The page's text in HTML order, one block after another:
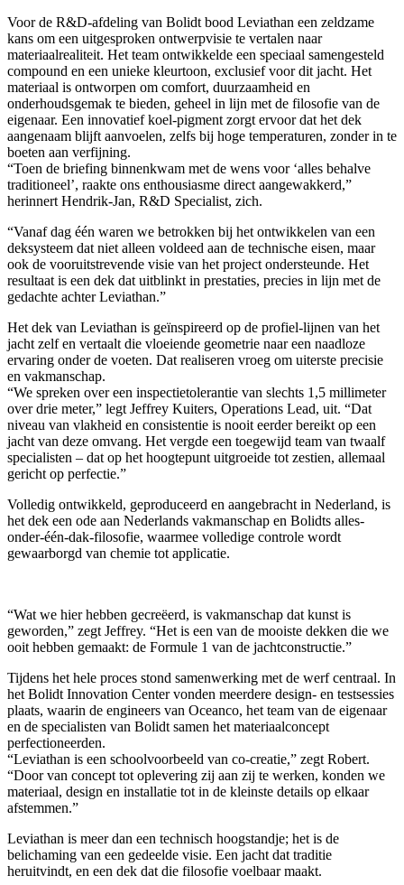
Voor de R&D-afdeling van Bolidt bood Leviathan een zeldzame
kans om een uitgesproken ontwerpvisie te vertalen naar
materiaalrealiteit. Het team ontwikkelde een speciaal samengesteld
compound en een unieke kleurtoon, exclusief voor dit jacht. Het
materiaal is ontworpen om comfort, duurzaamheid en
onderhoudsgemak te bieden, geheel in lijn met de filosofie van de
eigenaar. Een innovatief koel-pigment zorgt ervoor dat het dek
aangenaam blijft aanvoelen, zelfs bij hoge temperaturen, zonder in te
boeten aan verfijning.
“Toen de briefing binnenkwam met de wens voor ‘alles behalve
traditioneel’, raakte ons enthousiasme direct aangewakkerd,”
herinnert Hendrik-Jan, R&D Specialist, zich.
“Vanaf dag één waren we betrokken bij het ontwikkelen van een
deksysteem dat niet alleen voldeed aan de technische eisen, maar
ook de vooruitstrevende visie van het project ondersteunde. Het
resultaat is een dek dat uitblinkt in prestaties, precies in lijn met de
gedachte achter Leviathan.”
Het dek van Leviathan is geïnspireerd op de profiel-lijnen van het
jacht zelf en vertaalt die vloeiende geometrie naar een naadloze
ervaring onder de voeten. Dat realiseren vroeg om uiterste precisie
en vakmanschap.
“We spreken over een inspectietolerantie van slechts 1,5 millimeter
over drie meter,” legt Jeffrey Kuiters, Operations Lead, uit. “Dat
niveau van vlakheid en consistentie is nooit eerder bereikt op een
jacht van deze omvang. Het vergde een toegewijd team van twaalf
specialisten – dat op het hoogtepunt uitgroeide tot zestien, allemaal
gericht op perfectie.”
Volledig ontwikkeld, geproduceerd en aangebracht in Nederland, is
het dek een ode aan Nederlands vakmanschap en Bolidts alles-
onder-één-dak-filosofie, waarmee volledige controle wordt
gewaarborgd van chemie tot applicatie.
“Wat we hier hebben gecreëerd, is vakmanschap dat kunst is
geworden,” zegt Jeffrey. “Het is een van de mooiste dekken die we
ooit hebben gemaakt: de Formule 1 van de jachtconstructie.”
Tijdens het hele proces stond samenwerking met de werf centraal. In
het Bolidt Innovation Center vonden meerdere design- en testsessies
plaats, waarin de engineers van Oceanco, het team van de eigenaar
en de specialisten van Bolidt samen het materiaalconcept
perfectioneerden.
“Leviathan is een schoolvoorbeeld van co-creatie,” zegt Robert.
“Door van concept tot oplevering zij aan zij te werken, konden we
materiaal, design en installatie tot in de kleinste details op elkaar
afstemmen.”
Leviathan is meer dan een technisch hoogstandje; het is de
belichaming van een gedeelde visie. Een jacht dat traditie
heruitvindt, en een dek dat die filosofie voelbaar maakt.